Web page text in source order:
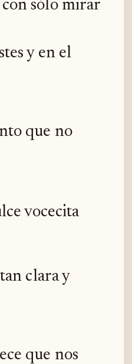
sólo mirar
y en el
que no
vocecita
clara y
que nos